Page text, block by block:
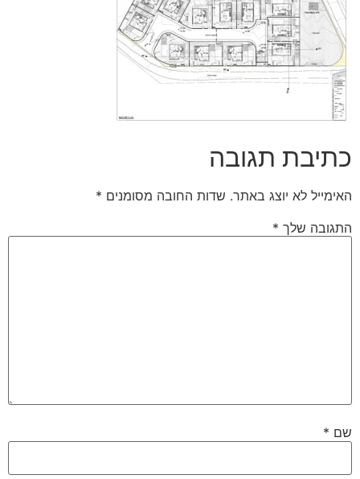
כתיבת תגובה
האימייל לא יוצג באתר. שדות החובה מסומנים *
התגובה שלך *
שם *